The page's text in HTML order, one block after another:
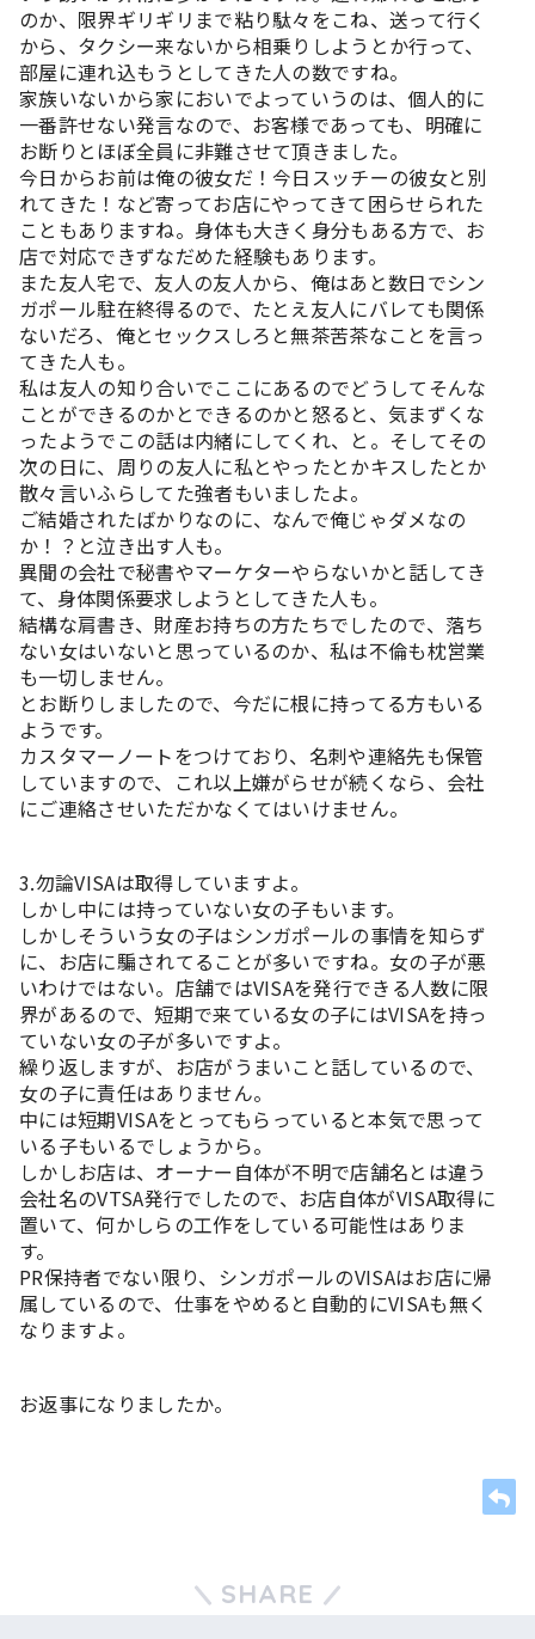
のか、限界ギリギリまで粘り駄々をこね、送って行く
から、タクシー来ないから相乗りしようとか行って、
部屋に連れ込もうとしてきた人の数ですね。
家族いないから家においでよっていうのは、個人的に
一番許せない発言なので、お客様であっても、明確に
お断りとほぼ全員に非難させて頂きました。
今日からお前は俺の彼女だ！今日スッチーの彼女と別
れてきた！など寄ってお店にやってきて困らせられた
こともありますね。身体も大きく身分もある方で、お
店で対応できずなだめた経験もあります。
また友人宅で、友人の友人から、俺はあと数日でシン
ガポール駐在終得るので、たとえ友人にバレても関係
ないだろ、俺とセックスしろと無茶苦茶なことを言っ
てきた人も。
私は友人の知り合いでここにあるのでどうしてそんな
ことができるのかとできるのかと怒ると、気まずくな
ったようでこの話は内緒にしてくれ、と。そしてその
次の日に、周りの友人に私とやったとかキスしたとか
散々言いふらしてた強者もいましたよ。
ご結婚されたばかりなのに、なんで俺じゃダメなの
か！？と泣き出す人も。
異聞の会社で秘書やマーケターやらないかと話してき
て、身体関係要求しようとしてきた人も。
結構な肩書き、財産お持ちの方たちでしたので、落ち
ない女はいないと思っているのか、私は不倫も枕営業
も一切しません。
とお断りしましたので、今だに根に持ってる方もいる
ようです。
カスタマーノートをつけており、名刺や連絡先も保管
していますので、これ以上嫌がらせが続くなら、会社
にご連絡させいただかなくてはいけません。
3.勿論VISAは取得していますよ。
しかし中には持っていない女の子もいます。
しかしそういう女の子はシンガポールの事情を知らず
に、お店に騙されてることが多いですね。女の子が悪
いわけではない。店舗ではVISAを発行できる人数に限
界があるので、短期で来ている女の子にはVISAを持っ
ていない女の子が多いですよ。
繰り返しますが、お店がうまいこと話しているので、
女の子に責任はありません。
中には短期VISAをとってもらっていると本気で思って
いる子もいるでしょうから。
しかしお店は、オーナー自体が不明で店舗名とは違う
会社名のVTSA発行でしたので、お店自体がVISA取得に
置いて、何かしらの工作をしている可能性はありま
す。
PR保持者でない限り、シンガポールのVISAはお店に帰
属しているので、仕事をやめると自動的にVISAも無く
なりますよ。
お返事になりましたか。
SHARE